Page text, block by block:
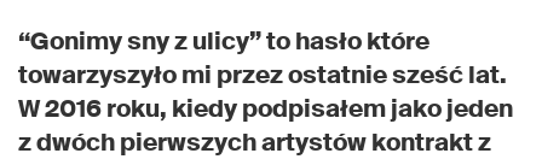
“Gonimy sny z ulicy” to hasło które
towarzyszyło mi przez ostatnie sześć lat.
W 2016 roku, kiedy podpisałem jako jeden
z dwóch pierwszych artystów kontrakt z